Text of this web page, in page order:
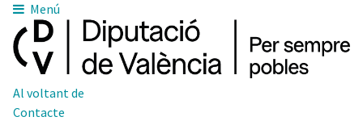
Menú
Al voltant de
Contacte